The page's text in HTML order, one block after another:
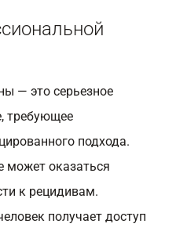
— это серьезное
требующее
подхода.
может оказаться
к рецидивам.
получает доступ